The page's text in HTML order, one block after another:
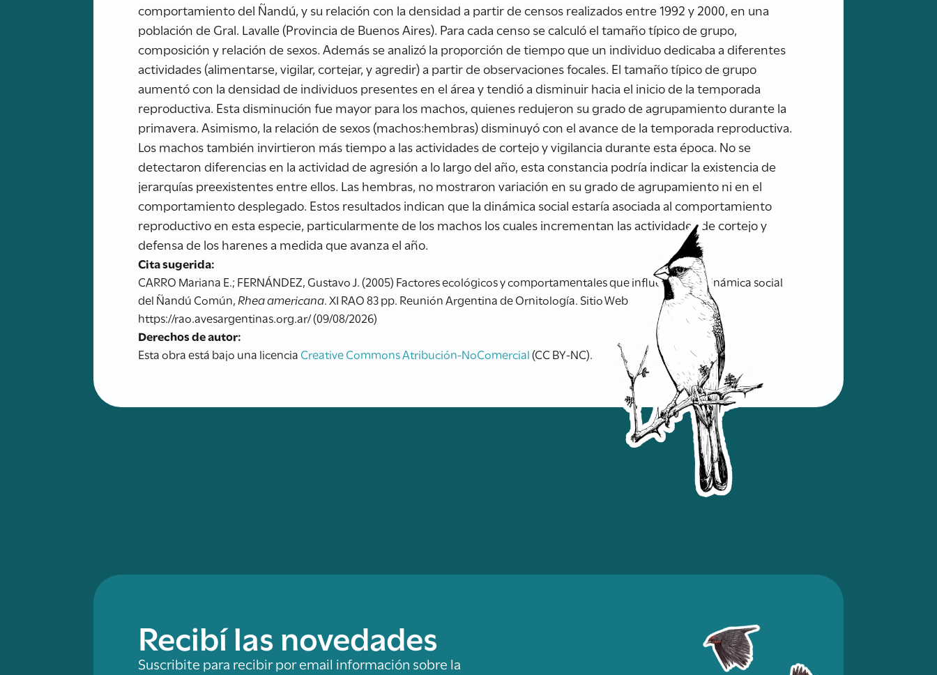
comportamiento del Ñandú, y su relación con la densidad a partir de censos realizados entre 1992 y 2000, en una
población de Gral. Lavalle (Provincia de Buenos Aires). Para cada censo se calculó el tamaño típico de grupo,
composición y relación de sexos. Además se analizó la proporción de tiempo que un individuo dedicaba a diferentes
actividades (alimentarse, vigilar, cortejar, y agredir) a partir de observaciones focales. El tamaño típico de grupo
aumentó con la densidad de individuos presentes en el área y tendió a disminuir hacia el inicio de la temporada
reproductiva. Esta disminución fue mayor para los machos, quienes redujeron su grado de agrupamiento durante la
primavera. Asimismo, la relación de sexos (machos:hembras) disminuyó con el avance de la temporada reproductiva.
Los machos también invirtieron más tiempo a las actividades de cortejo y vigilancia durante esta época. No se
detectaron diferencias en la actividad de agresión a lo largo del año, esta constancia podría indicar la existencia de
jerarquías preexistentes entre ellos. Las hembras, no mostraron variación en su grado de agrupamiento ni en el
comportamiento desplegado. Estos resultados indican que la dinámica social estaría asociada al comportamiento
reproductivo en esta especie, particularmente de los machos los cuales incrementan las actividades de cortejo y
defensa de los harenes a medida que avanza el año.
Cita sugerida:
CARRO Mariana E.; FERNÁNDEZ, Gustavo J. (2005) Factores ecológicos y comportamentales que influencian la dinámica social
del Ñandú Común, Rhea americana. XI RAO 83 pp. Reunión Argentina de Ornitología. Sitio Web
https://rao.avesargentinas.org.ar/ (09/08/2026)
Derechos de autor:
Esta obra está bajo una licencia Creative Commons Atribución-NoComercial(CC BY-NC).
Recibí las novedades
Suscribite para recibir por email información sobre la